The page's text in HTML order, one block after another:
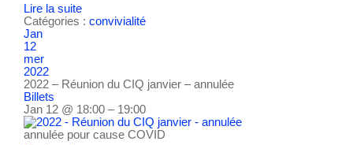
Lire la suite
Catégories : convivialité
Jan
12
mer
2022
2022 – Réunion du CIQ janvier – annulée
Billets
Jan 12 @ 18:00 – 19:00
annulée pour cause COVID